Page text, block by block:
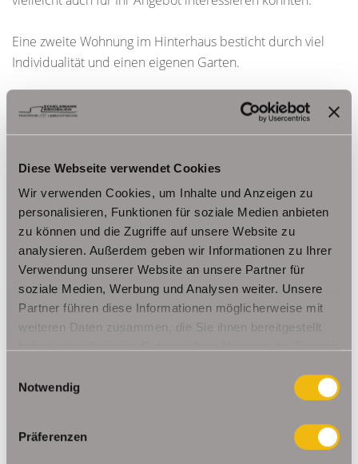
Diese Webseite verwendet Cookies
Wir verwenden Cookies, um Inhalte und Anzeigen zu
personalisieren, Funktionen für soziale Medien anbieten
zu können und die Zugriffe auf unsere Website zu
analysieren. Außerdem geben wir Informationen zu Ihrer
Verwendung unserer Website an unsere Partner für
soziale Medien, Werbung und Analysen weiter. Unsere
Partner führen diese Informationen möglicherweise mit
weiteren Daten zusammen, die Sie ihnen bereitgestellt
Notwendig
Präferenzen
Eine zweite Wohnung im Hinterhaus besticht durch viel
Individualität und einen eigenen Garten.
Diese Flächen reichen Ihnen nicht? Kein Problem das Haus
bietet noch über 300 m² Ausbaureserven, da nur ein
Obergeschosses wirklich ausgebaut wurden. An der
Rückseite des Hauses wäre auch noch der Anbau einer
Balkonanlage möglich und weiterer Wohn- bzw.
Geschäftsraum könnte einfach realisiert werden.
Daher eignet sich das Gebäude nicht nur für Eigennutzer
mit Visionen und großer Familie sondern auch prima als
Renditeobjekt.
Kaufpreis: 334.000,00 EUR inkl. Einbauküche in Wohnung
endgültigen Kaufpreises ist vom Käufer nach Abschluss des